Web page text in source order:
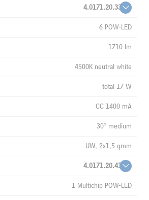
4.0171.20.33
6 POW-LED
1710 lm
4500K neutral white
total 17 W
CC 1400 mA
30° medium
UW, 2x1,5 qmm
4.0171.20.41
1 Multichip POW-LED